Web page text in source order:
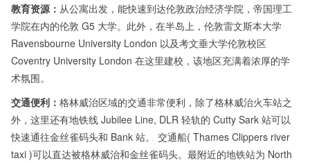
教育资源： 从公寓出发，能快速到达伦敦政治经济学院，帝国理工
学院在内的伦敦 G5 大学。此外，在半岛上，伦敦雷文斯本大学
Ravensbourne University London 以及考文垂大学伦敦校区
Coventry University London 在这里建校，该地区充满着浓厚的学
术氛围。
交通便利： 格林威治区域的交通非常便利，除了格林威治火车站之
外，这里还有地铁线 Jubilee Line, DLR 轻轨的 Cutty Sark 站可以
快速通往金丝雀码头和 Bank 站。 交通船( Thames Clippers river
taxi )可以直达被格林威治和金丝雀码头。最附近的地铁站为 North